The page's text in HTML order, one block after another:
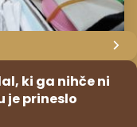
ki ga nihče ni
je prineslo